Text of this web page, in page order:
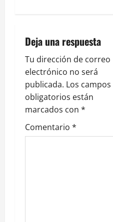
ó
n
d
e
e
Deja una respuesta
Tu dirección de correo
electrónico no será
publicada. Los campos
obligatorios están
marcados con *
Comentario *